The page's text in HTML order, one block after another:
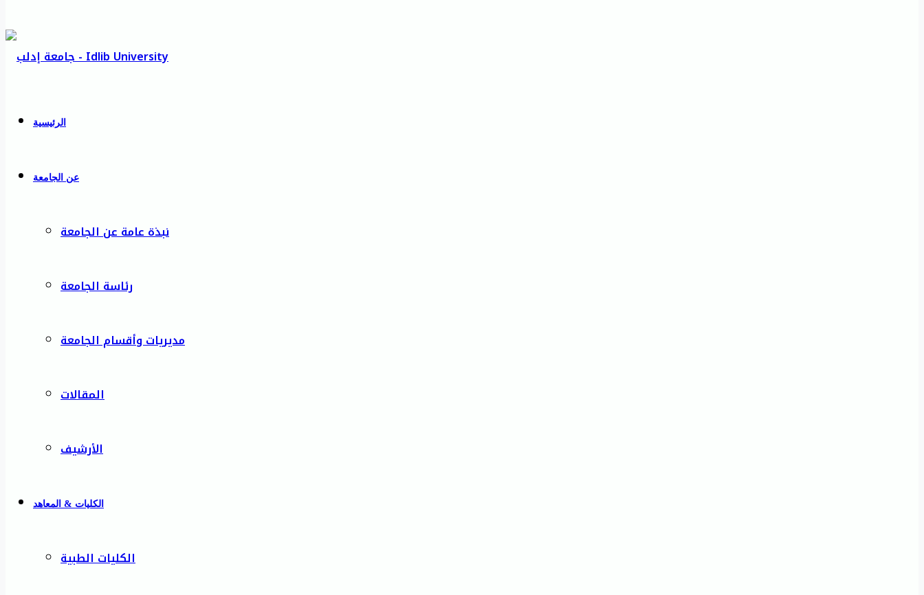
الرئيسية
عن الجامعة
نبذة عامة عن الجامعة
رئاسة الجامعة
مديريات وأقسام الجامعة
المقالات
الأرشيف
الكليات & المعاهد
الكليات الطبية